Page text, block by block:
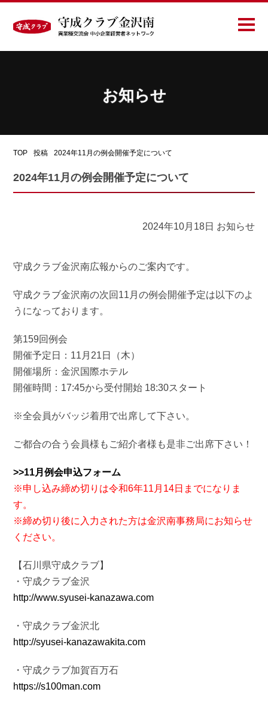
お知らせ
TOP 投稿 2024年11月の例会開催予定について
2024年11月の例会開催予定について
2024年10月18日 お知らせ
守成クラブ金沢南広報からのご案内です。
守成クラブ金沢南の次回11月の例会開催予定は以下のよ
うになっております。
第159回例会
開催予定日：11月21日（木）
開催場所：金沢国際ホテル
開催時間：17:45から受付開始 18:30スタート
※全会員がバッジ着用で出席して下さい。
ご都合の合う会員様もご紹介者様も是非ご出席下さい！
>>11月例会申込フォーム
※申し込み締め切りは令和6年11月14日までになりま
す。
※締め切り後に入力された方は金沢南事務局にお知らせ
ください。
【石川県守成クラブ】
・守成クラブ金沢
http://www.syusei-kanazawa.com
・守成クラブ金沢北
http://syusei-kanazawakita.com
・守成クラブ加賀百万石
https://s100man.com